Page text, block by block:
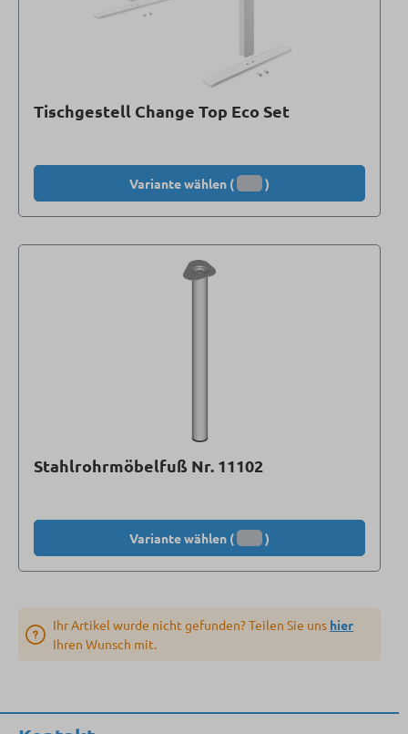
Tischgestell Change Top Eco Set
Variante wählen ( )
Stahlrohrmöbelfuß Nr. 11102
Variante wählen ( )
Ihr Artikel wurde nicht gefunden? Teilen Sie uns hier
Ihren Wunsch mit.